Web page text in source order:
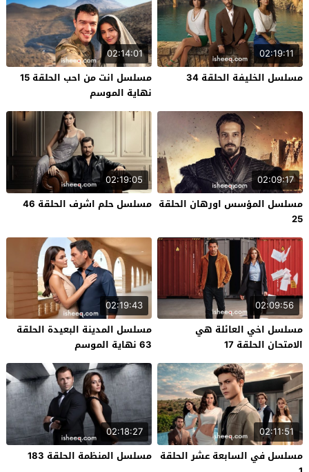
02:19:11
مسلسل الخليفة الحلقة 34
02:14:01
مسلسل انت من احب الحلقة 15
نهاية الموسم
02:09:17
مسلسل المؤسس اورهان الحلقة
25
02:19:05
مسلسل حلم اشرف الحلقة 46
02:09:56
مسلسل اخي العائلة هي
الامتحان الحلقة 17
02:19:43
مسلسل المدينة البعيدة الحلقة
63 نهاية الموسم
02:11:51
مسلسل في السابعة عشر الحلقة
02:18:27
مسلسل المنظمة الحلقة 183